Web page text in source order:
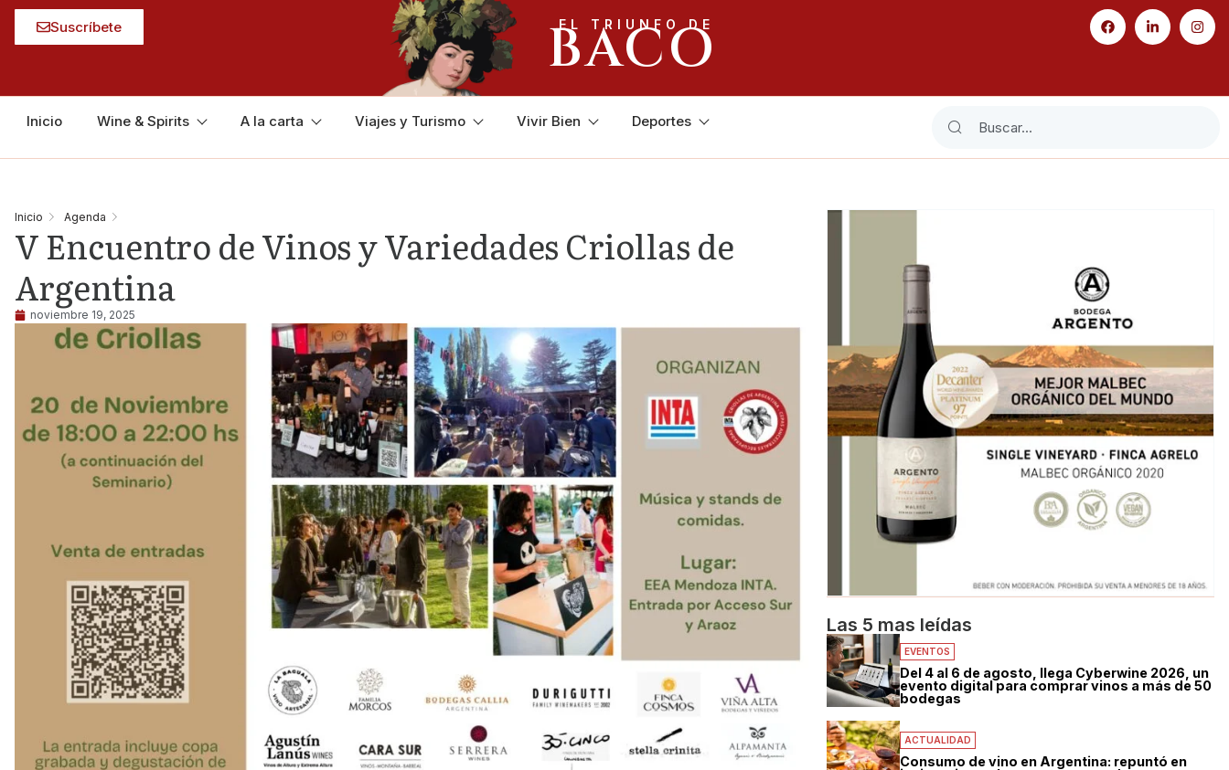
Suscríbete EL TRIUNFO DE
BACO
Inicio Wine & Spirits A la carta Viajes y Turismo Vivir Bien Deportes
Inicio Agenda
V Encuentro de Vinos y Variedades Criollas de
Argentina
noviembre 19, 2025
Las 5 mas leídas
EVENTOS
Del 4 al 6 de agosto, llega Cyberwine 2026, un
evento digital para comprar vinos a más de 50
bodegas
ACTUALIDAD
Consumo de vino en Argentina: repuntó en